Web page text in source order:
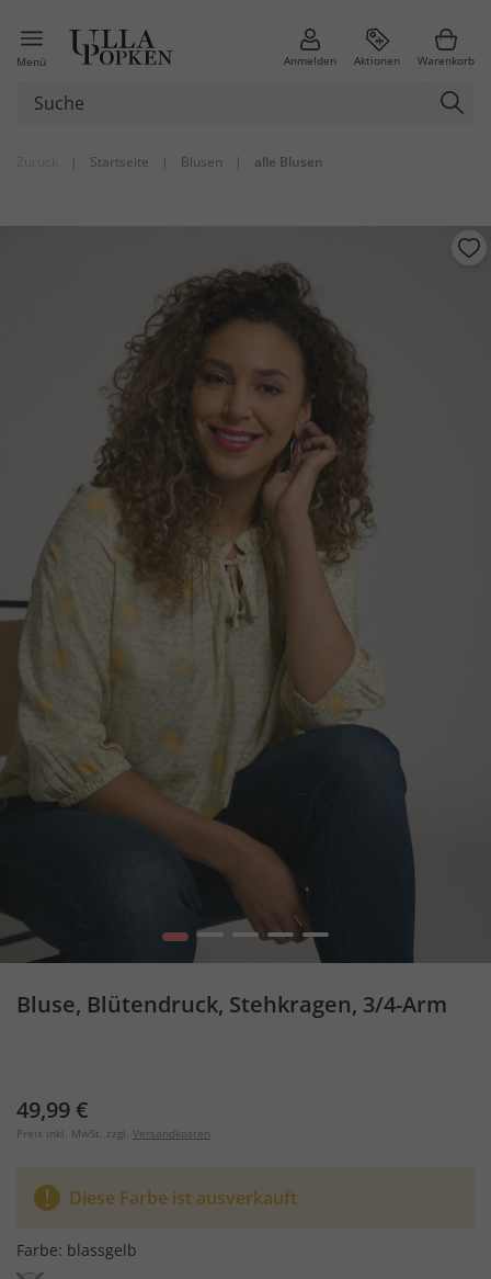
Menü Anmelden Aktionen Warenkorb
| Startseite | Blusen | alle Blusen
1 2 3 4 5
Bluse, Blütendruck, Stehkragen, 3/4-Arm
49,99 €
Preis inkl. MwSt. zzgl. Versandkosten
Diese Farbe ist ausverkauft
Farbe: blassgelb